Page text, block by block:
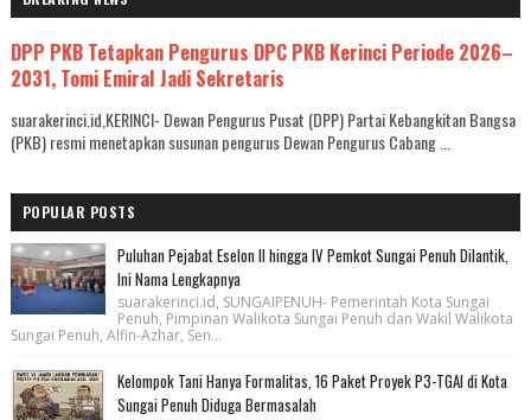
DPP PKB Tetapkan Pengurus DPC PKB Kerinci Periode 2026–
2031, Tomi Emiral Jadi Sekretaris
suarakerinci.id,KERINCI- Dewan Pengurus Pusat (DPP) Partai Kebangkitan Bangsa
(PKB) resmi menetapkan susunan pengurus Dewan Pengurus Cabang ...
POPULAR POSTS
Puluhan Pejabat Eselon II hingga IV Pemkot Sungai Penuh Dilantik,
Ini Nama Lengkapnya
suarakerinci.id, SUNGAIPENUH- Pemerintah Kota Sungai
Penuh, Pimpinan Walikota Sungai Penuh dan Wakil Walikota
Sungai Penuh, Alfin-Azhar, Sen...
Kelompok Tani Hanya Formalitas, 16 Paket Proyek P3-TGAI di Kota
Sungai Penuh Diduga Bermasalah